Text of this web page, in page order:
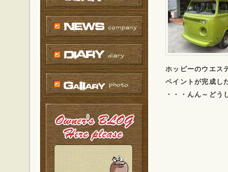
ホッピーのウエス
ペイントが完成し
・・・んん～どう